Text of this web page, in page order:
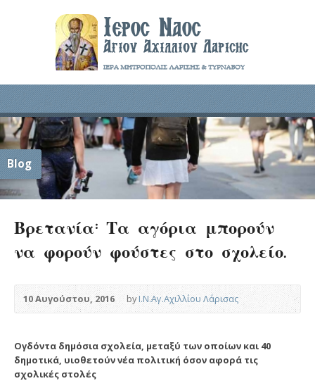
Blog
Βρετανία: Τα αγόρια μπορούν
να φορούν φούστες στο σχολείο.
10 Αυγούστου, 2016 byΙ.Ν.Αγ.Αχιλλίου Λάρισας
Ογδόντα δημόσια σχολεία, μεταξύ των οποίων και 40
δημοτικά, υιοθετούν νέα πολιτική όσον αφορά τις
σχολικές στολές